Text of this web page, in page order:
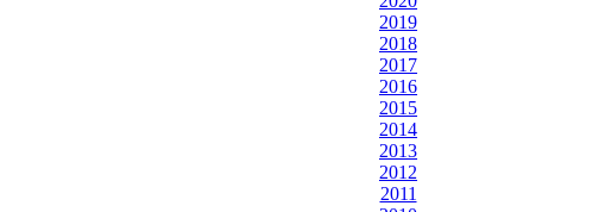
2019
2018
2017
2016
2015
2014
2013
2012
2011